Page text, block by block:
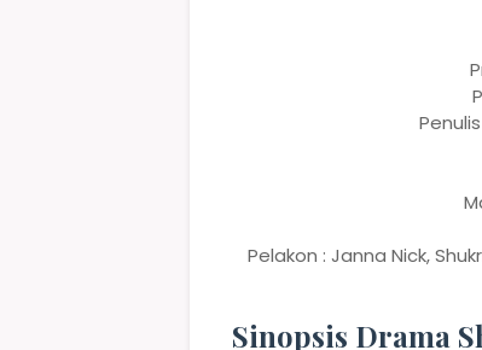
Pelakon : Janna Nick,
Sinopsis Drama